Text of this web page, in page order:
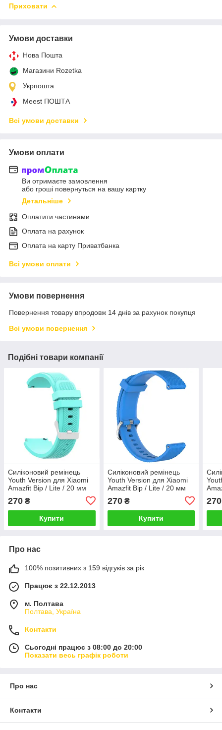
Приховати
Умови доставки
Нова Пошта
Магазини Rozetka
Укрпошта
Meest ПОШТА
Всі умови доставки
Умови оплати
Ви отримаєте замовлення
або гроші повернуться на вашу картку
Детальніше
Оплатити частинами
Оплата на рахунок
Оплата на карту Приватбанка
Всі умови оплати
Умови повернення
Повернення товару впродовж 14 днів за рахунок покупця
Всі умови повернення
Подібні товари компанії
Силіконовий ремінець
Youth Version для Xiaomi
Amazfit Bip / Lite / 20 мм
рифлений М'ятний 1709P
270 ₴
Купити
Силіконовий ремінець
Youth Version для Xiaomi
Amazfit Bip / Lite / 20 мм
1709P
270₴
Купити
270
Про нас
100% позитивних з 159 відгуків за рік
Працює з 22.12.2013
м. Полтава
Полтава, Україна
Контакти
Сьогодні працює з 08:00 до 20:00
Показати весь графік роботи
Про нас
Контакти